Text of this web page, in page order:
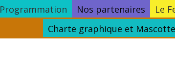
Programmation Nos partenaires Le
Charte graphique et Mascotte